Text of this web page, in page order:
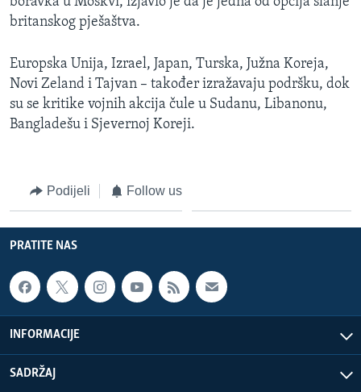
britanskog pješaštva.
Europska Unija, Izrael, Japan, Turska, Južna Koreja,
Novi Zeland i Tajvan – također izražavaju podršku, dok
su se kritike vojnih akcija čule u Sudanu, Libanonu,
Bangladešu i Sjevernoj Koreji.
Podijeli Follow us
PRATITE NAS
INFORMACIJE
SADRŽAJ